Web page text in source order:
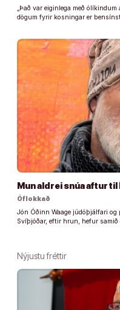
„Það var eiginlega með
dögum fyrir kosningar er
Mun aldrei snúa aftur til
Óflokkað
Jón Óðinn Waage júdóþjálfari
Svíþjóðar, eftir hrun, hefur
Nýjustu fréttir